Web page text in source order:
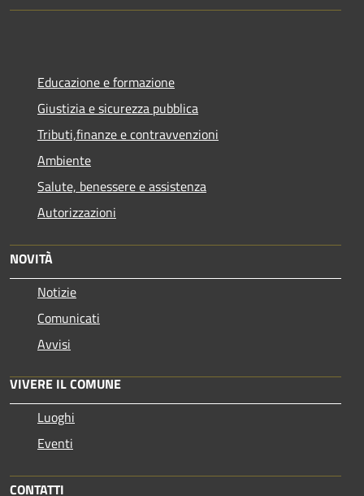
Educazione e formazione
Giustizia e sicurezza pubblica
Tributi,finanze e contravvenzioni
Ambiente
Salute, benessere e assistenza
Autorizzazioni
NOVITÀ
Notizie
Comunicati
Avvisi
VIVERE IL COMUNE
Luoghi
Eventi
CONTATTI